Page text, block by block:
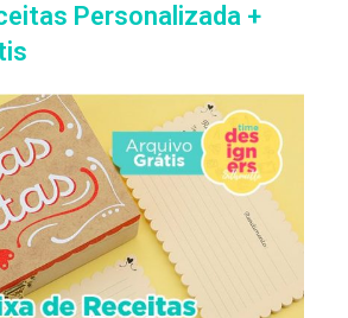
Personalizada +